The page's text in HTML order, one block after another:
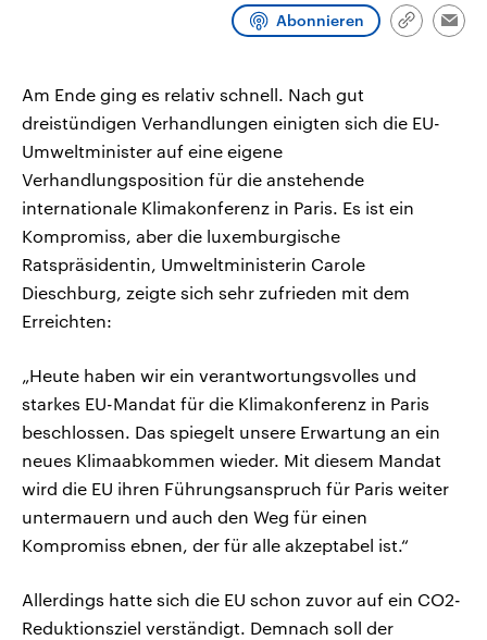
und Kandidaten der anstehenden Abonnieren
Link
Am Ende ging es relativ schnell. Nach gut
dreistündigen Verhandlungen einigten sich die EU-
Umweltminister auf eine eigene
Verhandlungsposition für die anstehende
internationale Klimakonferenz in Paris. Es ist ein
Kompromiss, aber die luxemburgische
Ratspräsidentin, Umweltministerin Carole
Dieschburg, zeigte sich sehr zufrieden mit dem
Erreichten:
„Heute haben wir ein verantwortungsvolles und
starkes EU-Mandat für die Klimakonferenz in Paris
beschlossen. Das spiegelt unsere Erwartung an ein
neues Klimaabkommen wieder. Mit diesem Mandat
wird die EU ihren Führungsanspruch für Paris weiter
untermauern und auch den Weg für einen
Kompromiss ebnen, der für alle akzeptabel ist.“
Allerdings hatte sich die EU schon zuvor auf ein CO2-
Reduktionsziel verständigt. Demnach soll der